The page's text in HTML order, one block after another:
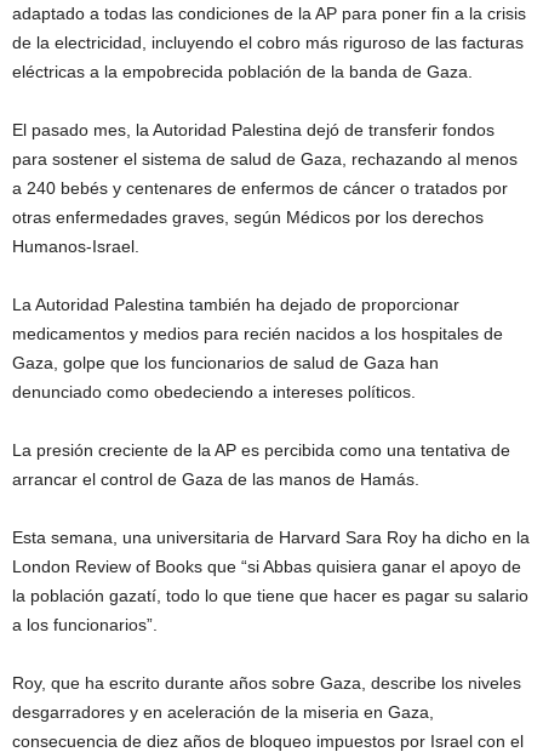
adaptado a todas las condiciones de la AP para poner fin a la crisis
de la electricidad, incluyendo el cobro más riguroso de las facturas
eléctricas a la empobrecida población de la banda de Gaza.
El pasado mes, la Autoridad Palestina dejó de transferir fondos
para sostener el sistema de salud de Gaza, rechazando al menos
a 240 bebés y centenares de enfermos de cáncer o tratados por
otras enfermedades graves, según Médicos por los derechos
Humanos-Israel.
La Autoridad Palestina también ha dejado de proporcionar
medicamentos y medios para recién nacidos a los hospitales de
Gaza, golpe que los funcionarios de salud de Gaza han
denunciado como obedeciendo a intereses políticos.
La presión creciente de la AP es percibida como una tentativa de
arrancar el control de Gaza de las manos de Hamás.
Esta semana, una universitaria de Harvard Sara Roy ha dicho en la
London Review of Books que “si Abbas quisiera ganar el apoyo de
la población gazatí, todo lo que tiene que hacer es pagar su salario
a los funcionarios”.
Roy, que ha escrito durante años sobre Gaza, describe los niveles
desgarradores y en aceleración de la miseria en Gaza,
consecuencia de diez años de bloqueo impuestos por Israel con el